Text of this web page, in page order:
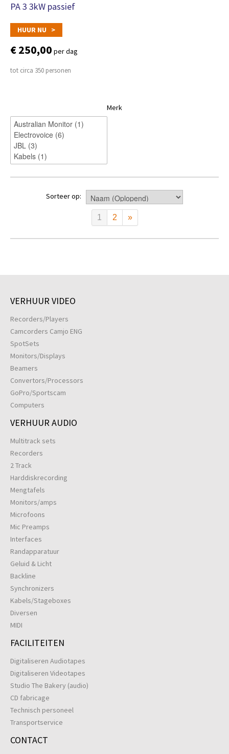
PA 3 3kW passief
HUUR NU >
€ 250,00 per dag
tot circa 350 personen
Merk
Sorteer op:
1 2 »
VERHUUR VIDEO
Recorders/Players
Camcorders Camjo ENG
SpotSets
Monitors/Displays
Beamers
Convertors/Processors
GoPro/Sportscam
Computers
VERHUUR AUDIO
Multitrack sets
Recorders
2 Track
Harddiskrecording
Mengtafels
Monitors/amps
Microfoons
Mic Preamps
Interfaces
Randapparatuur
Geluid & Licht
Backline
Synchronizers
Kabels/Stageboxes
Diversen
MIDI
FACILITEITEN
Digitaliseren Audiotapes
Digitaliseren Videotapes
Studio The Bakery (audio)
CD fabricage
Technisch personeel
Transportservice
CONTACT